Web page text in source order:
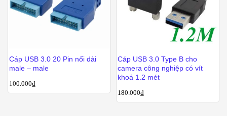
Cáp USB 3.0 20 Pin nối dài
male – male
100.000₫
Cáp USB 3.0 Type B cho
camera công nghiệp có vít
khoá 1.2 mét
180.000₫